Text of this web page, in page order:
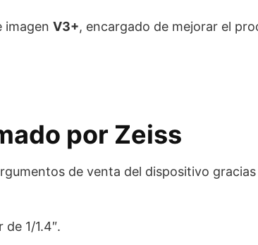
imagen V3+, encargado de mejorar el
por Zeiss
de venta del dispositivo
1/1.4″.